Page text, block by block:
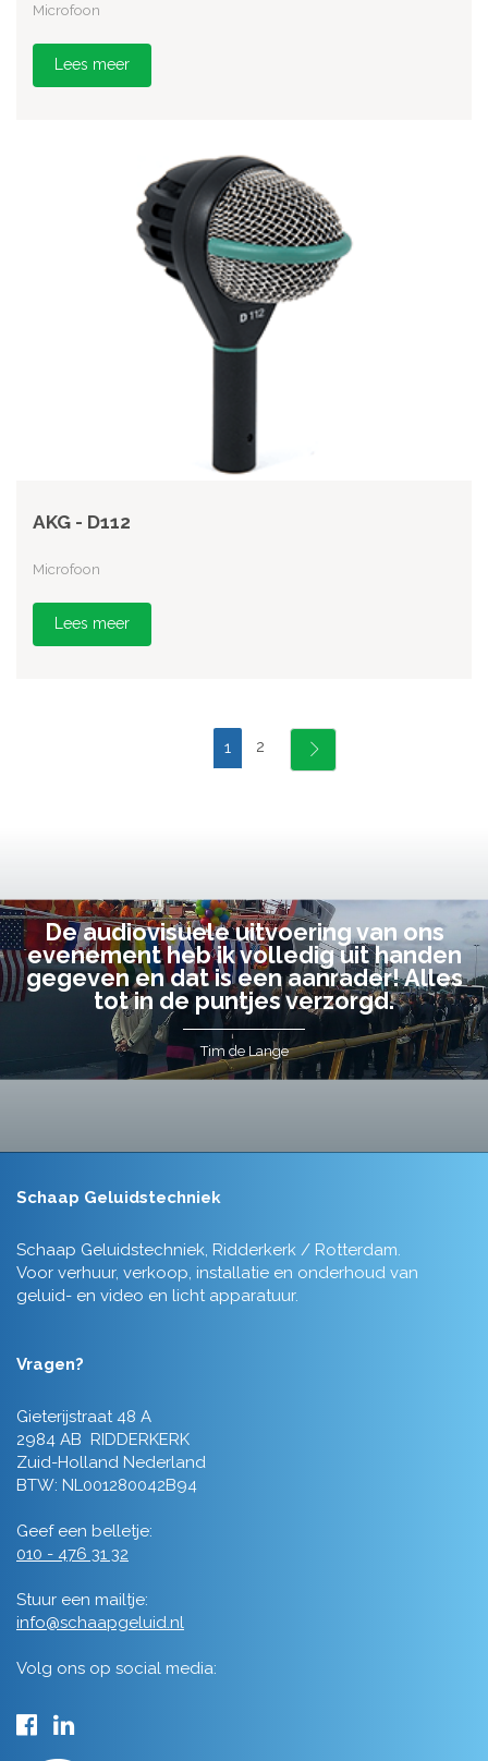
Microfoon
Lees meer
AKG - D112
Microfoon
Lees meer
1 2
De audiovisuele uitvoering van ons
evenement heb ik volledig uit handen
gegeven en dat is een aanrader! Alles
tot in de puntjes verzorgd.
Tim de Lange
Schaap Geluidstechniek
Schaap Geluidstechniek, Ridderkerk / Rotterdam.
Voor verhuur, verkoop, installatie en onderhoud van
geluid- en video en licht apparatuur.
Vragen?
Gieterijstraat 48 A
2984 AB RIDDERKERK
Zuid-Holland Nederland
BTW: NL001280042B94
Geef een belletje:
010 - 476 31 32
Stuur een mailtje:
info@schaapgeluid.nl
Volg ons op social media: